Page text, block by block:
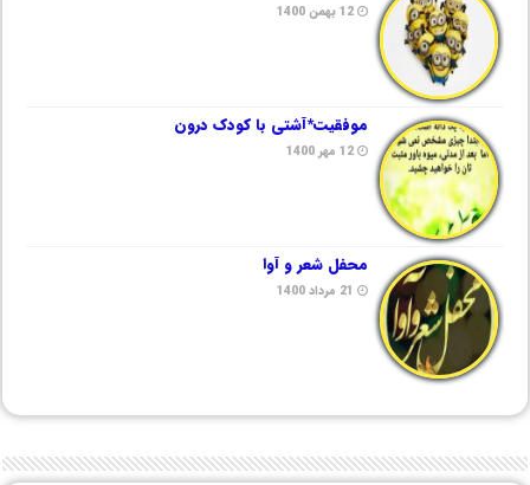
12 بهمن 1400
موفقیت*آشتی با کودک درون
12 مهر 1400
محفل شعر و آوا
21 مرداد 1400